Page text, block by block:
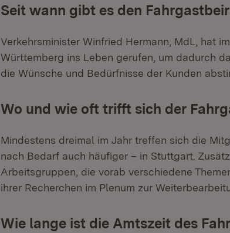
Seit wann gibt es den
Verkehrsminister Winfried Hermann, MdL, hat
Württemberg ins Leben gerufen, um dadurch
die Wünsche und Bedürfnisse der Kunden
Wo und wie oft trifft sich der
Mindestens dreimal im Jahr treffen sich die
nach Bedarf auch häufiger – in Stuttgart.
Arbeitsgruppen, die vorab verschiedene
ihrer Recherchen im Plenum zur
Wie lange ist die Amtszeit des